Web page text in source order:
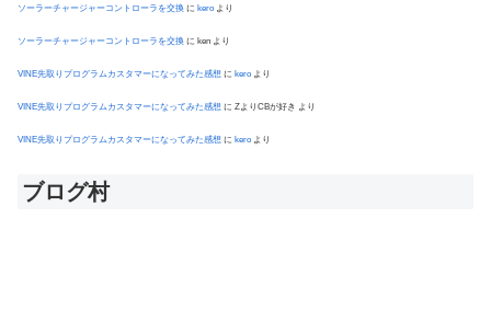
ソーラーチャージャーコントローラを交換 に kero より
ソーラーチャージャーコントローラを交換 に ken より
VINE先取りプログラムカスタマーになってみた感想 に kero より
VINE先取りプログラムカスタマーになってみた感想 に ZよりCBが好き より
VINE先取りプログラムカスタマーになってみた感想 に kero より
ブログ村